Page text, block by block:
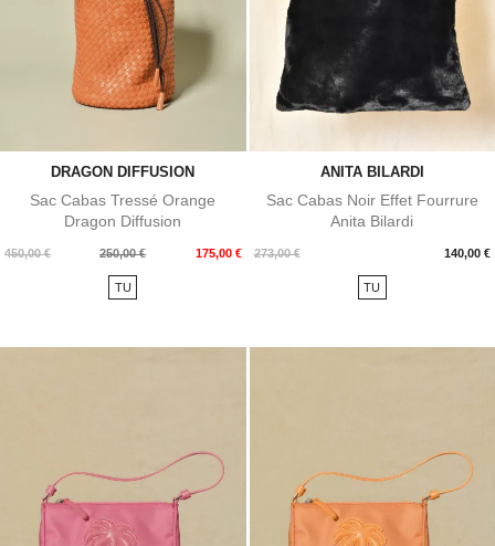
DRAGON DIFFUSION
Sac Cabas Tressé Orange
Dragon Diffusion
450,00 €
Prix
250,00 € 175,00 €
Prix
TU
ANITA BILARDI
Sac Cabas Noir Effet Fourrure
Anita Bilardi
273,00 € 140,00 €
Prix
TU